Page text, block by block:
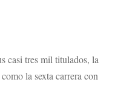
casi tres mil titulados, la
la sexta carrera con